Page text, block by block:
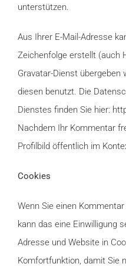
unterstützen.
Aus Ihrer E-Mail-Adresse
Zeichenfolge erstellt (auch
Gravatar-Dienst übergeben
diesen benutzt. Die
Dienstes finden Sie hier:
Nachdem Ihr Kommentar
Profilbild öffentlich im
Cookies
Wenn Sie einen
kann das eine Einwilligung
Adresse und Website in
Komfortfunktion, damit Sie